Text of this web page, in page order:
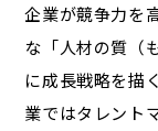
企業が競争力を
な「人材の質（
に成長戦略を描
業ではタレント